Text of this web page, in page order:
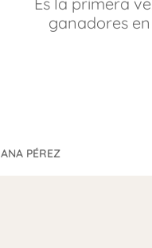
ganadores
ANA PÉREZ